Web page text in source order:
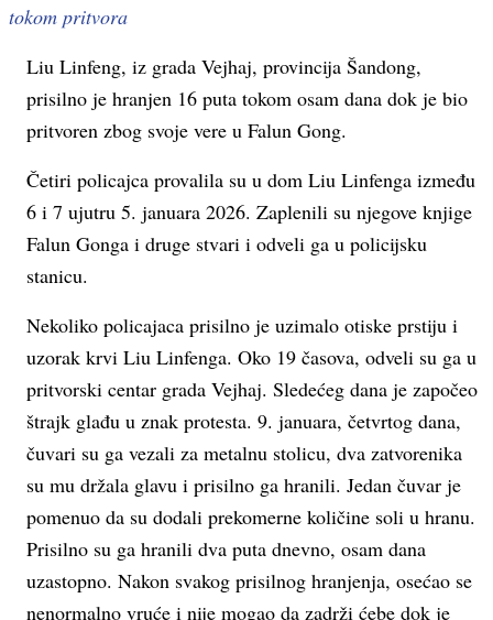
tokom pritvora
Liu Linfeng, iz grada Vejhaj, provincija Šandong,
prisilno je hranjen 16 puta tokom osam dana dok je bio
pritvoren zbog svoje vere u Falun Gong.
Četiri policajca provalila su u dom Liu Linfenga između
6 i 7 ujutru 5. januara 2026. Zaplenili su njegove knjige
Falun Gonga i druge stvari i odveli ga u policijsku
stanicu.
Nekoliko policajaca prisilno je uzimalo otiske prstiju i
uzorak krvi Liu Linfenga. Oko 19 časova, odveli su ga u
pritvorski centar grada Vejhaj. Sledećeg dana je započeo
štrajk glađu u znak protesta. 9. januara, četvrtog dana,
čuvari su ga vezali za metalnu stolicu, dva zatvorenika
su mu držala glavu i prisilno ga hranili. Jedan čuvar je
pomenuo da su dodali prekomerne količine soli u hranu.
Prisilno su ga hranili dva puta dnevno, osam dana
uzastopno. Nakon svakog prisilnog hranjenja, osećao se
nenormalno vruće i nije mogao da zadrži ćebe dok je